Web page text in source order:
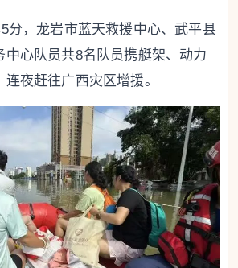
分，龙岩市蓝天救援中心、武平县
中心队员共8名队员携艇架、动力
夜赶往广西灾区增援。